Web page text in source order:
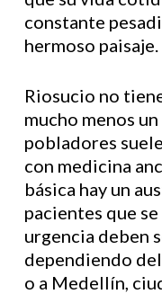
constante
hermoso paisaje.
Riosucio no
mucho menos
pobladores
con medicina
básica hay un
pacientes que
urgencia deben
dependiendo
o a Medellín,